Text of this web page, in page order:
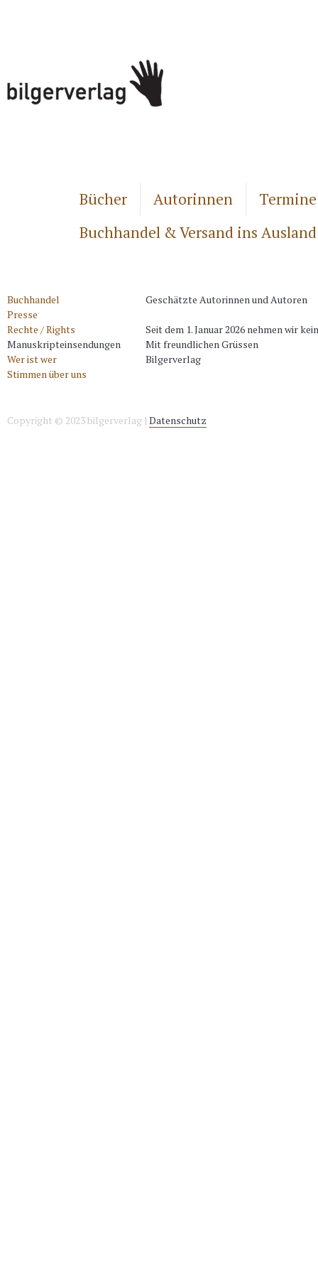
Bücher Autorinnen
Termine
Buchhandel & Versand ins Ausland
Buchhandel
Presse
Rechte / Rights
Manuskripteinsendungen
Wer ist wer
Stimmen über uns
Geschätzte Autorinnen und Autoren
Seit dem 1. Januar 2026 nehmen wir
Mit freundlichen Grüssen
Bilgerverlag
Copyright © 2023 bilgerverlag | Datenschutz